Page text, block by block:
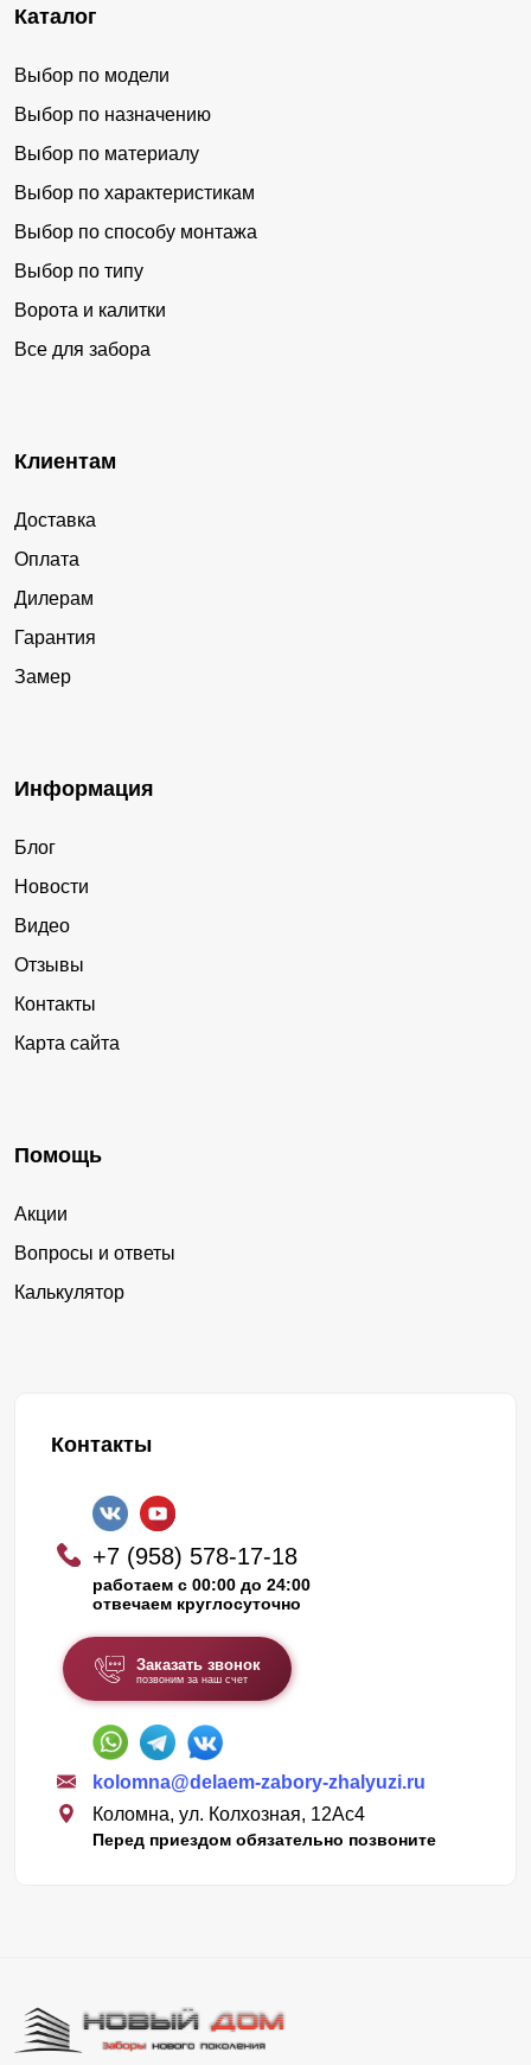
Каталог
Выбор по модели
Выбор по назначению
Выбор по материалу
Выбор по характеристикам
Выбор по способу монтажа
Выбор по типу
Ворота и калитки
Все для забора
Клиентам
Доставка
Оплата
Дилерам
Гарантия
Замер
Информация
Блог
Новости
Видео
Отзывы
Контакты
Карта сайта
Помощь
Акции
Вопросы и ответы
Калькулятор
Контакты
+7 (958) 578-17-18
работаем с 00:00 до 24:00
отвечаем круглосуточно
Заказать звонок
позвоним за наш счет
kolomna@delaem-zabory-zhalyuzi.ru
Коломна, ул. Колхозная, 12Ас4
Перед приездом обязательно позвоните